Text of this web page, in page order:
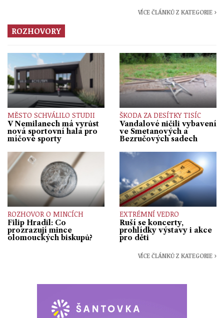
VÍCE ČLÁNKŮ Z KATEGORIE ›
ROZHOVORY
MĚSTO SCHVÁLILO STUDII
V Nemilanech má vyrůst
nová sportovní hala pro
míčové sporty
ŠKODA ZA DESÍTKY TISÍC
Vandalové ničili vybavení
ve Smetanových a
Bezručových sadech
ROZHOVOR O MINCÍCH
Filip Hradil: Co
prozrazují mince
olomouckých biskupů?
EXTRÉMNÍ VEDRO
Ruší se koncerty,
prohlídky výstavy i akce
pro děti
VÍCE ČLÁNKŮ Z KATEGORIE ›